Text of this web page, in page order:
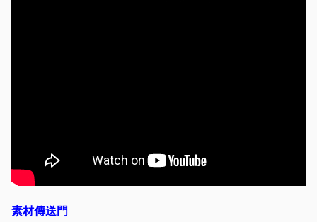
素材傳送門